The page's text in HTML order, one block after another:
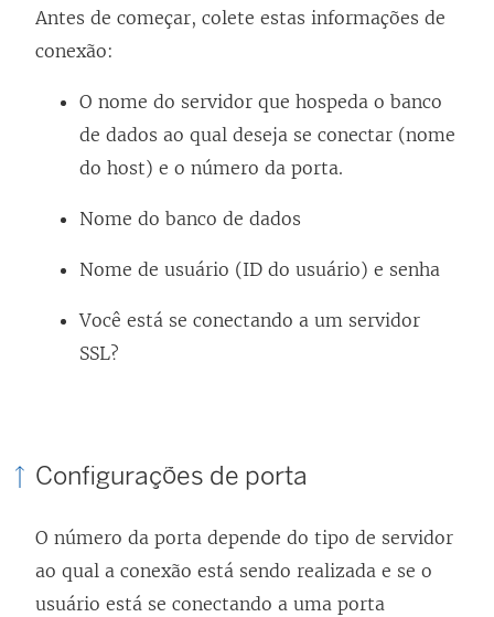
Antes de começar, colete estas informações de
conexão:
O nome do servidor que hospeda o banco
de dados ao qual deseja se conectar (nome
do host) e o número da porta.
Nome do banco de dados
Nome de usuário (ID do usuário) e senha
Você está se conectando a um servidor
SSL?
Configurações de porta
O número da porta depende do tipo de servidor
ao qual a conexão está sendo realizada e se o
usuário está se conectando a uma porta